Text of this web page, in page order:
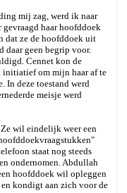
mij zag, werd ik naar
gevraagd haar hoofddoek
dat ze de hoofddoek uit
daar geen begrip voor.
Cennet kon de
initiatief om mijn haar af te
In deze toestand werd
meisje werd
wil eindelijk weer een
staat nog steeds
ondernomen. Abdullah
hoofddoek wil opleggen
kondigt aan zich voor de